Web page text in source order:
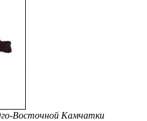
Восточной Камчатки